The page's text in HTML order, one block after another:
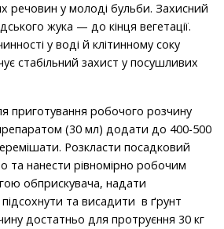
речовин у молоді бульби. Захисний
жука — до кінця вегетації.
у воді й клітинному соку
стабільний захист у посушливих
приготування робочого розчину
(30 мл) додати до 400-500
Розкласти посадковий
та нанести рівномірно робочим
обприскувача, надати
та висадити в ґрунт
достатньо для протруєння 30 кг